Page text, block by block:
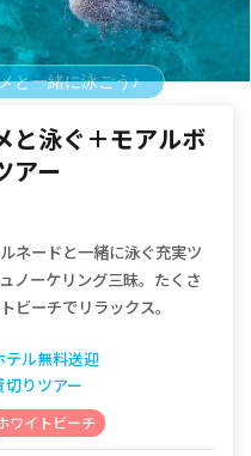
と一緒に泳ごう♪
と泳ぐ＋モアルボ
アー
ネードと一緒に泳ぐ充実ツ
ノーケリング三昧。たくさ
ビーチでリラックス。
テル無料送迎
切りツアー
ワイトビーチ